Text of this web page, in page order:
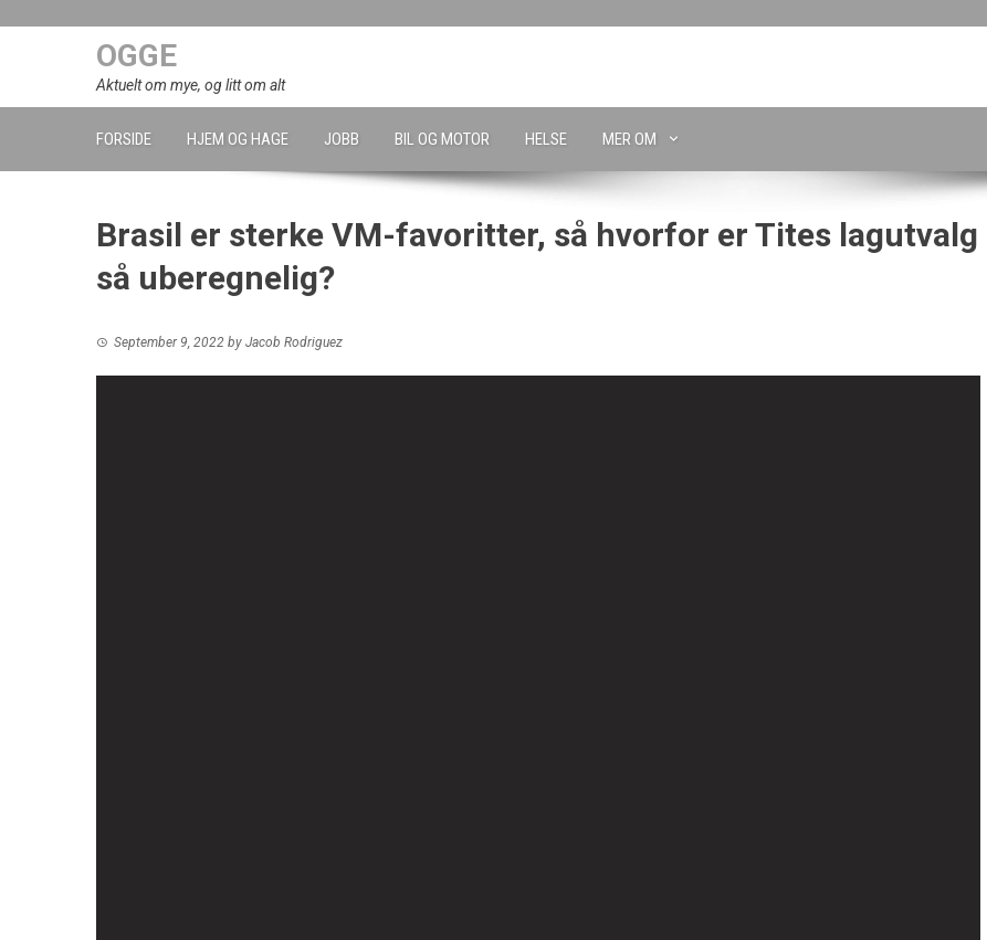
OGGE
Aktuelt om mye, og litt om alt
FORSIDE HJEM OG HAGE JOBB BIL OG MOTOR HELSE MER OM
Brasil er sterke VM-favoritter, så hvorfor er Tites lagutvalg
så uberegnelig?
September 9, 2022 by Jacob Rodriguez